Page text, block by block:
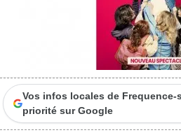
Vos infos locales de Frequence-
priorité sur Google